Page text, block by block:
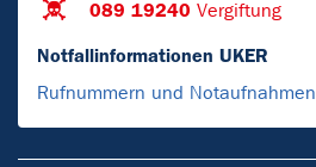
089 19240 Vergiftung
Notfallinformationen UKER
Rufnummern und Notaufnahmen